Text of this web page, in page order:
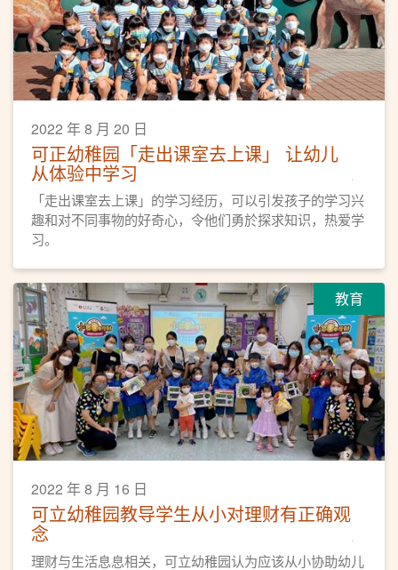
2022 年 8 月 20 日
可正幼稚园「走出课室去上课」 让幼儿
从体验中学习
「走出课室去上课」的学习经历，可以引发孩子的学习兴
趣和对不同事物的好奇心，令他们勇於探求知识，热爱学
习。
教育
2022 年 8 月 16 日
可立幼稚园教导学生从小对理财有正确观
念
理财与生活息息相关，可立幼稚园认为应该从小协助幼儿